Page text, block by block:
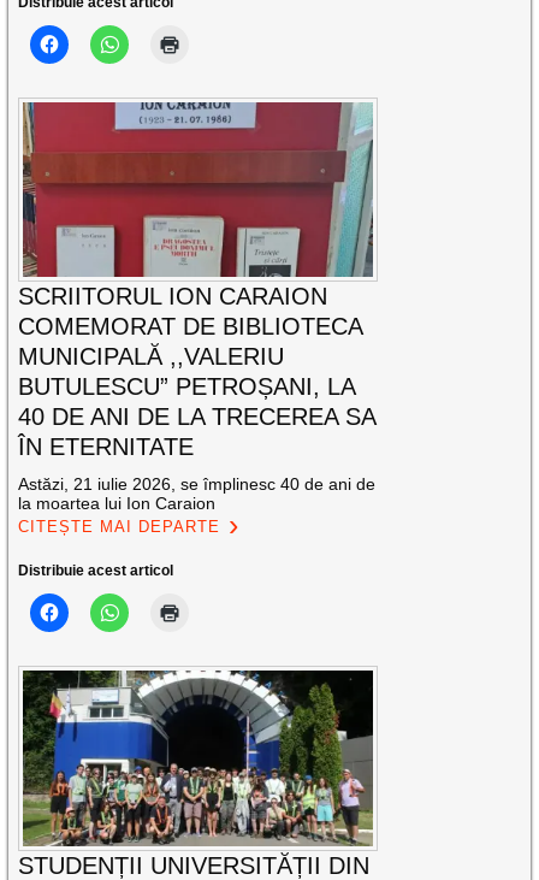
SCRIITORUL ION CARAION
COMEMORAT DE BIBLIOTECA
MUNICIPALĂ ,,VALERIU
BUTULESCU” PETROȘANI, LA
40 DE ANI DE LA TRECEREA SA
ÎN ETERNITATE
Astăzi, 21 iulie 2026, se împlinesc 40 de ani de
la moartea lui Ion Caraion
CITEȘTE MAI DEPARTE
Distribuie acest articol
STUDENȚII UNIVERSITĂȚII DIN